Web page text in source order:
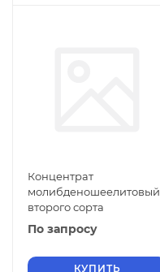
Концентрат
молибденошеелитовый
второго сорта
По запросу
КУПИТЬ